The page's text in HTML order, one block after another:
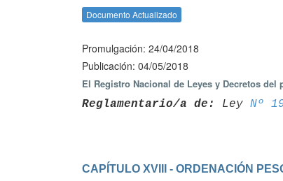
Documento Actualizado
Promulgación: 24/04/2018
Publicación: 04/05/2018
El Registro Nacional de Leyes y Decretos
Reglamentario/a de: Ley Nº
CAPÍTULO XVIII - ORDENACIÓN